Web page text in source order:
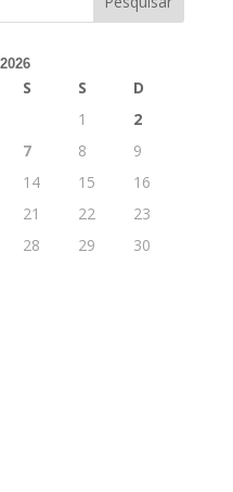
S S
D
1
2
7 8
9
14 15
16
21 22
23
28 29
30